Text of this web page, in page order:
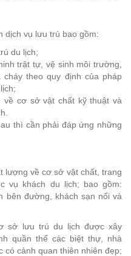
dịch vụ lưu trú bao gồm:
du lịch;
trật tự, vệ sinh môi trường,
theo quy định của pháp
cơ sở vật chất kỹ thuật và
thì cần phải đáp ứng những
lượng về cơ sở vật chất, trang
vụ khách du lịch; bao gồm:
bên đường, khách sạn nổi và
sở lưu trú du lịch được xây
quần thể các biệt thự, nhà
có cảnh quan thiên nhiên đẹp;